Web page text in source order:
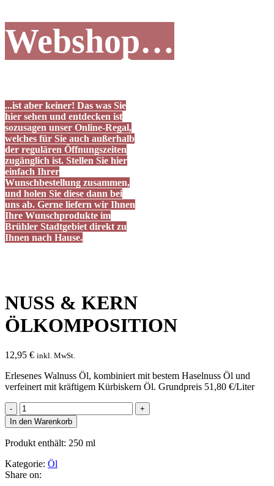
Webshop…
...ist aber keiner! Das was Sie
hier sehen und entdecken ist
sozusagen unser Online-Regal,
welches für Sie auch außerhalb
der regulären Öffnungszeiten
zugänglich ist. Stellen Sie hier
einfach Ihrer
Wunschbestellung zusammen,
und holen Sie diese dann bei
uns ab. Gerne liefern wir Ihnen
Ihre Wunschprodukte im
Brühler Stadtgebiet direkt zu
Ihnen nach Hause.
NUSS & KERN
ÖLKOMPOSITION
12,95 € inkl. MwSt.
Erlesenes Walnuss Öl, kombiniert mit bestem Haselnuss Öl und
verfeinert mit kräftigem Kürbiskern Öl. Grundpreis 51,80 €/Liter
NUSS
&
KERN
ÖLKOMPOSITION
In den Warenkorb
Produkt enthält: 250 ml
Kategorie: Öl
Share on: